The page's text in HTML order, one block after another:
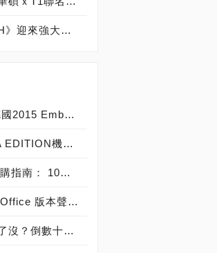
《七騎士Re:BIRTH》迎來強大的全新英雄[天劍]宣嵐 同步推出韓國主題劇情
SP廣穎電通將於德國2015 Embedded World展示全方位工控系列產品
InWin 805 NVIDIA EDITION機殼爆紅，迎廣GeForce GTX特仕版機箱正式開賣！
2024開學季筆電選購指南： 10大熱銷筆電推薦榜
Windows 10 搭載 Office 版本聲明稿 Office Mobile 、 Office 2016 與 Office 365 版本差異說明
你的人生「升級」了沒？倒數十天！Windows 10開闊你的無限視野